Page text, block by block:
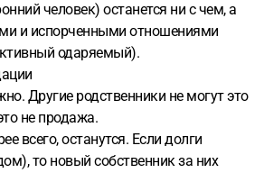
человек) останется ни с чем, а
и испорченными отношениями
одаряемый).
Другие родственники не могут это
не продажа.
всего, останутся. Если долги
то новый собственник за них